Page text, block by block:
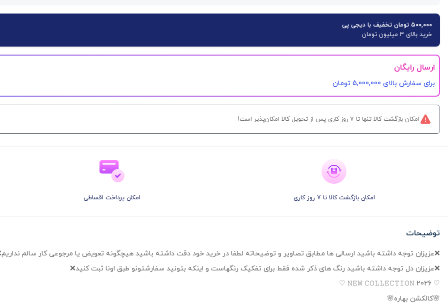
۵۰۰,۰۰۰ تومان تخفیف با دیجی پی
خرید بالای 3 میلیون تومان
ارسال رایگان
برای سفارش‌ بالای 5,000,000 تومان
امکان بازگشت کالا تنها تا ۷ روز کاری پس از تحویل کالا امکان‌پذیر است!
امکان بازگشت کالا تا 7 روز کاری امکان پرداخت اقساطی
توضیحات
❌عزیزان توجه داشته باشید ارسالی ها مطابق تصاویر و توضیحاته لطفا در خرید خود دقت داشته باشید هیچگونه تعویض یا مرجوعی کار سالم
❌️عزیزان دل توجه داشته باشید رنگ های ذکر شده فقط برای تفکیک رنگهاست و اینکه بتونید سفارشتونو طبق اونا ثبت کنید❌️
♡ 𝙽𝙴𝚆 𝙲𝙾𝙻𝙻𝙴𝙲𝚃𝙸𝙾𝙽 2026 ♡
🌸کالکشن بهاره🌸